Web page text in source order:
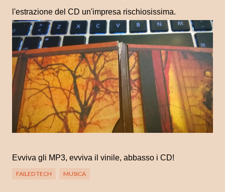
l'estrazione del CD un'impresa rischiosissima.
Evviva gli MP3, evviva il vinile, abbasso i CD!
FAILED TECH MUSICA